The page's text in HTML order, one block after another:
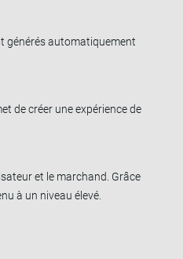
générés automatiquement
de créer une expérience de
et le marchand. Grâce
à un niveau élevé.